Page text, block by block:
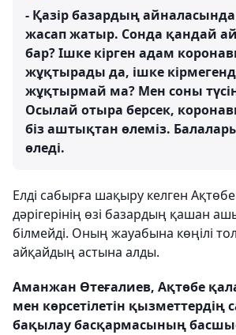
- Қазір базардың
жасап жатыр. Сонда қандай
бар? Ішке кірген адам
жұқтырады да, ішке
жұқтырмай ма? Мен соны
Осылай отыра берсек,
біз аштықтан өлеміз.
өледі.
Елді сабырға шақыру келген
дәрігерінің өзі базардың қашан
білмейді. Оның жауабына көңілі
айқайдың астына алды.
Аманжан Өтеғалиев, Ақтөбе
мен көрсетілетін қызметтердің
бақылау басқармасының